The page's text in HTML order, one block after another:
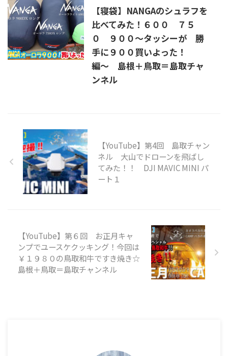
【寝袋】NANGAのシュラフを
比べてみた！６００ ７５
０ ９００〜タッシーが 勝
手に９００買いよった！
編〜 島根＋鳥取＝島取チャ
ンネル
【YouTube】第4回 島取チャン
ネル 大山でドローンを飛ばし
てみた！！ DJI MAVIC MINI パ
ート１
【YouTube】第６回 お正月キャ
ンプでユースケクッキング！今回は
￥１９８０の鳥取和牛ですき焼き☆
島根＋鳥取＝島取チャンネル